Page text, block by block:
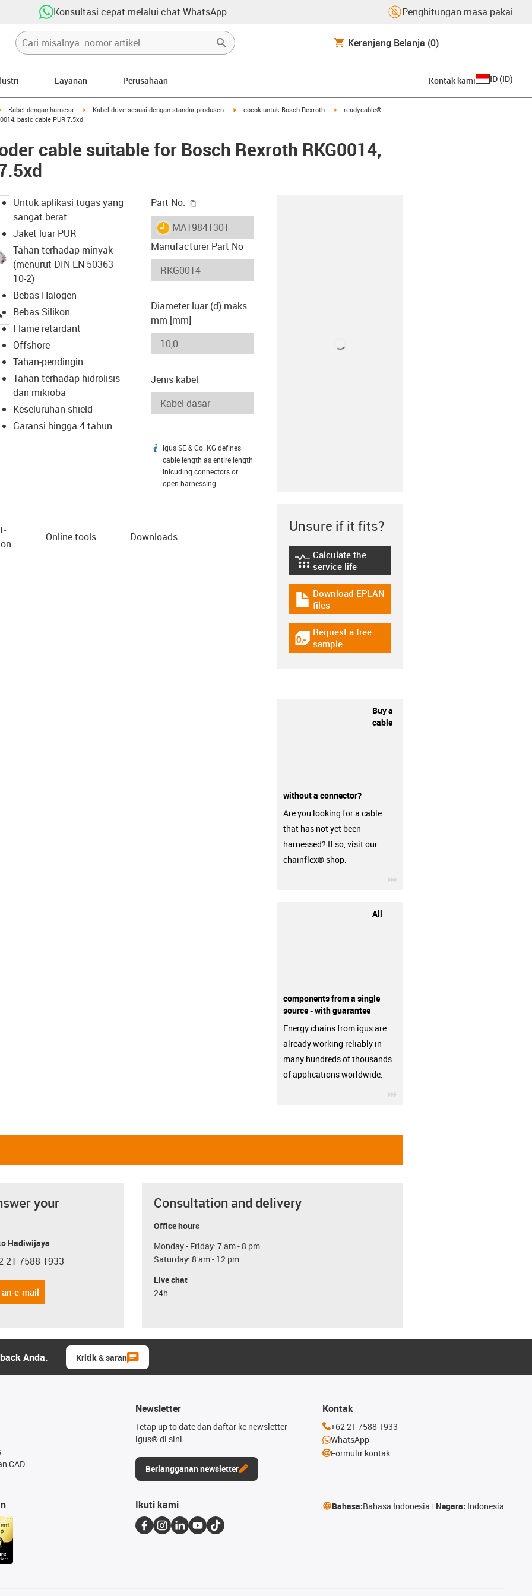
Konsultasi cepat melalui chat WhatsApp Penghitungan masa pakai
Keranjang Belanja (0)
Layanan Perusahaan Kontak kami ID (ID)
igus-icon-arrow-right
Kabel dengan harness igus-icon-arrow-right
Kabel drive sesuai dengan standar produsen igus-icon-arrow-right
cocok untuk Bosch Rexroth igus-icon-arrow-right
readycable®
basic cable PUR 7.5xd
cable suitable for Bosch Rexroth RKG0014,
igus-icon-lupe
Untuk aplikasi tugas yang
sangat berat
Jaket luar PUR
Tahan terhadap minyak
(menurut DIN EN 50363-
10-2)
Bebas Halogen
Bebas Silikon
Flame retardant
Offshore
Tahan-pendingin
Tahan terhadap hidrolisis
dan mikroba
Keseluruhan shield
Garansi hingga 4 tahun
Part No.
igus-icon-lieferzeit
MAT9841301
Manufacturer Part No
Diameter luar (d) maks.
mm [mm]
Jenis kabel
igus-icon-info
igus SE & Co. KG defines
cable length as entire length
inlcuding connectors or
open harnessing.
Online tools Downloads
Unsure if it fits?
igus-icon-lebensdauerrechner
Calculate the
service life
igus-icon-download-plan
Download EPLAN
files
igus-icon-gratismuster
Request a free
sample
Buy a
cable
without a connector?
Are you looking for a cable
that has not yet been
harnessed? If so, visit our
chainflex® shop.
All
components from a single
source - with guarantee
Energy chains from igus are
already working reliably in
many hundreds of thousands
of applications worldwide.
your
Hadiwijaya
phone
21 7588 1933
e-mail
Consultation and delivery
Office hours
Monday - Friday: 7 am - 8 pm
Saturday: 8 am - 12 pm
Live chat
24h
Anda. Kritik & saran
CAD
Newsletter
Tetap up to date dan daftar ke newsletter
igus® di sini.
Berlangganan newsletter
Kontak
+62 21 7588 1933
WhatsApp
Formulir kontak
Ikuti kami Bahasa:Bahasa Indonesia Negara: Indonesia